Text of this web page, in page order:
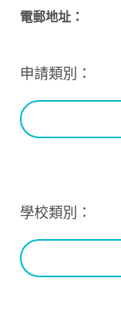
電郵地址：
申請類別：
學校類別：